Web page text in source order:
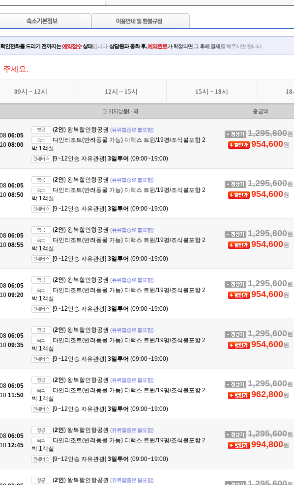
인전화를 드리기 전까지는예약접수상태입니다. 상담원과 통화 후,예약완료가 확정되면 그 후에 결제를 해주시면 됩니다.
주세요.
09시 ~ 12시 12시 ~ 15시 15시 ~ 18시 18
06:05
08:00
(2인) 왕복할인항공권 (유류할증료 불포함)
다인리조트(반려동물 가능) 디럭스 트윈/19평/조식불포함 2
박 1객실
[9~12인승 자유관광] 3일투어 (09:00~19:00)
1,295,600원
954,600원
06:05
08:50
(2인) 왕복할인항공권 (유류할증료 불포함)
다인리조트(반려동물 가능) 디럭스 트윈/19평/조식불포함 2
박 1객실
[9~12인승 자유관광] 3일투어 (09:00~19:00)
1,295,600원
954,600원
06:05
08:55
(2인) 왕복할인항공권 (유류할증료 불포함)
다인리조트(반려동물 가능) 디럭스 트윈/19평/조식불포함 2
박 1객실
[9~12인승 자유관광] 3일투어 (09:00~19:00)
1,295,600원
954,600원
06:05
09:20
(2인) 왕복할인항공권 (유류할증료 불포함)
다인리조트(반려동물 가능) 디럭스 트윈/19평/조식불포함 2
박 1객실
[9~12인승 자유관광] 3일투어 (09:00~19:00)
1,295,600원
954,600원
06:05
09:35
(2인) 왕복할인항공권 (유류할증료 불포함)
다인리조트(반려동물 가능) 디럭스 트윈/19평/조식불포함 2
박 1객실
[9~12인승 자유관광] 3일투어 (09:00~19:00)
1,295,600원
954,600원
06:05
11:50
(2인) 왕복할인항공권 (유류할증료 불포함)
다인리조트(반려동물 가능) 디럭스 트윈/19평/조식불포함 2
박 1객실
[9~12인승 자유관광] 3일투어 (09:00~19:00)
1,295,600원
962,800원
06:05
12:45
(2인) 왕복할인항공권 (유류할증료 불포함)
다인리조트(반려동물 가능) 디럭스 트윈/19평/조식불포함 2
박 1객실
[9~12인승 자유관광] 3일투어 (09:00~19:00)
1,295,600원
994,800원
(2인) 왕복할인항공권 (유류할증료 불포함)